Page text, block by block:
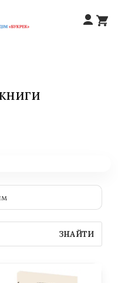
ЗНАЙТИ